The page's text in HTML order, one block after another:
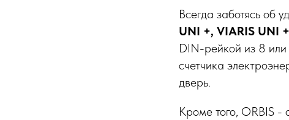
Всегда заботясь об
UNI +, VIARIS UNI
DIN-рейкой из 8 или
счетчика
дверь.
Кроме того, ORBIS -